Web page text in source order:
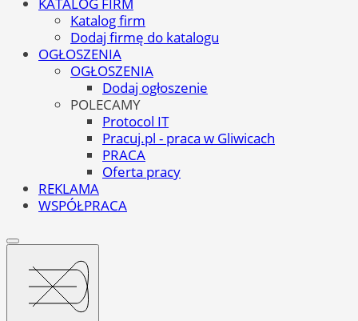
Katalog firm
Dodaj firmę do katalogu
OGŁOSZENIA
OGŁOSZENIA
Dodaj ogłoszenie
POLECAMY
Protocol IT
Pracuj.pl - praca w Gliwicach
PRACA
Oferta pracy
REKLAMA
WSPÓŁPRACA